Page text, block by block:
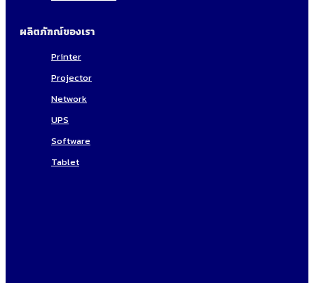
ผลิตภัฑณ์ของเรา
Printer
Projector
Network
UPS
Software
Tablet